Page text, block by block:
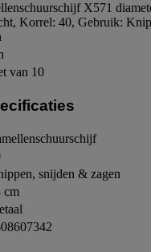
X571
Korrel: 40, Gebruik:
van 10
snijden & zagen
cm